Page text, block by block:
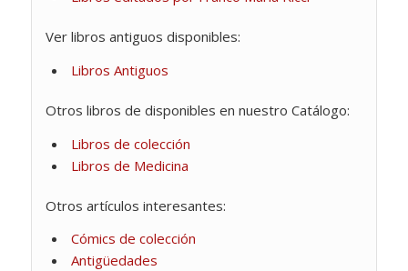
Ver libros antiguos disponibles:
Libros Antiguos
Otros libros de disponibles en nuestro Catálogo:
Libros de colección
Libros de Medicina
Otros artículos interesantes:
Cómics de colección
Antigüedades